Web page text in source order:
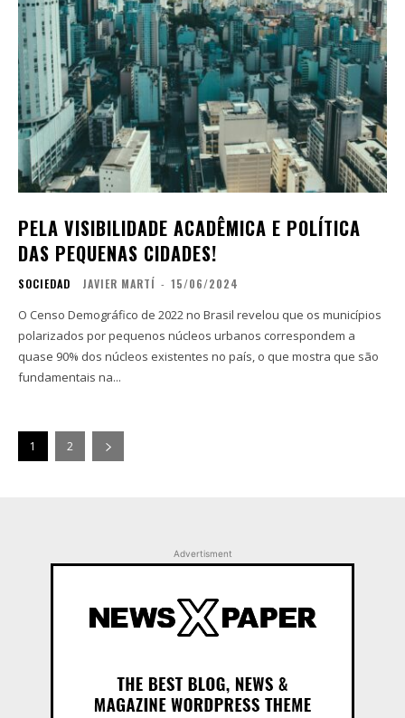
PELA VISIBILIDADE ACADÊMICA E POLÍTICA
DAS PEQUENAS CIDADES!
SOCIEDAD JAVIER MARTÍ - 15/06/2024
O Censo Demográfico de 2022 no Brasil revelou que os municípios
polarizados por pequenos núcleos urbanos correspondem a
quase 90% dos núcleos existentes no país, o que mostra que são
fundamentais na...
1 2
Advertisment